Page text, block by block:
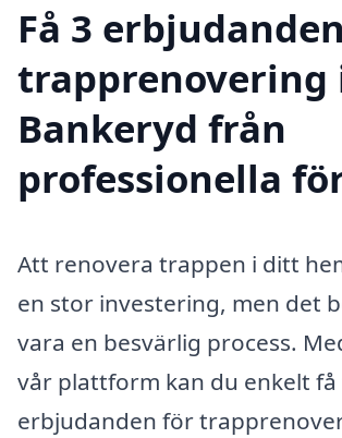
Få 3
trapprenovering
Bankeryd från
professionella
Att renovera trappen i ditt
en stor investering, men det
vara en besvärlig process.
vår plattform kan du enkelt få
erbjudanden för